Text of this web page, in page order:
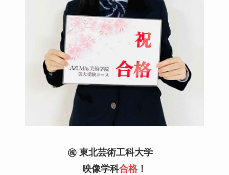
㊗️ 東北芸術工科大学
映像学科合格！